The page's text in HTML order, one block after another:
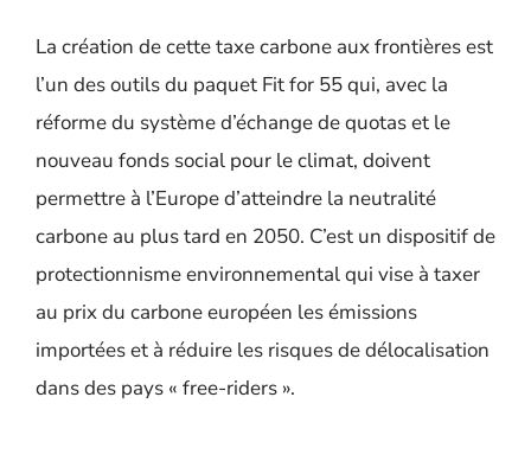
La création de cette taxe carbone aux frontières est
l’un des outils du paquet Fit for 55 qui, avec la
réforme du système d’échange de quotas et le
nouveau fonds social pour le climat, doivent
permettre à l’Europe d’atteindre la neutralité
carbone au plus tard en 2050. C’est un dispositif de
protectionnisme environnemental qui vise à taxer
au prix du carbone européen les émissions
importées et à réduire les risques de délocalisation
dans des pays « free-riders ».